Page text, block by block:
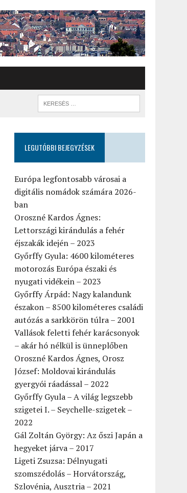
LEGUTÓBBI BEJEGYZÉSEK
Európa legfontosabb városai a
digitális nomádok számára 2026-
ban
Oroszné Kardos Ágnes:
Lettországi kirándulás a fehér
éjszakák idején – 2023
Győrffy Gyula: 4600 kilométeres
motorozás Európa északi és
nyugati vidékein – 2023
Győrffy Árpád: Nagy kalandunk
északon – 8500 kilométeres családi
autózás a sarkkörön túlra – 2001
Vallások feletti fehér karácsonyok
– akár hó nélkül is ünneplőben
Oroszné Kardos Ágnes, Orosz
József: Moldovai kirándulás
gyergyói ráadással – 2022
Győrffy Gyula – A világ legszebb
szigetei I. – Seychelle-szigetek –
2022
Gál Zoltán György: Az őszi Japán a
hegyeket járva – 2017
Ligeti Zsuzsa: Délnyugati
szomszédolás – Horvátország,
Szlovénia, Ausztria – 2021